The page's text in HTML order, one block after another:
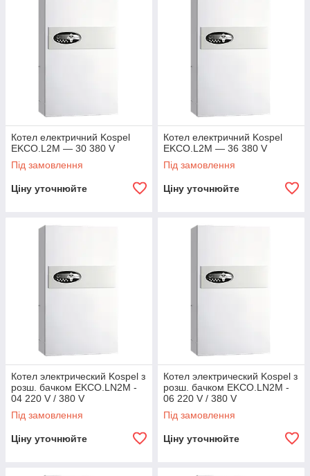
Котел електричний Kospel
EKCO.L2M — 30 380 V
Під замовлення
Ціну уточнюйте
Котел електричний Kospel
EKCO.L2M — 36 380 V
Під замовлення
Ціну уточнюйте
Котел электрический Kospel з
розш. бачком EKCO.LN2M -
04 220 V / 380 V
Під замовлення
Ціну уточнюйте
Котел электрический Kospel з
розш. бачком EKCO.LN2M -
06 220 V / 380 V
Під замовлення
Ціну уточнюйте